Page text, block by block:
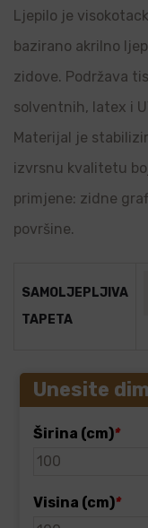
Ljepilo je
bazirano akrilno
zidove. Podržava
solventnih, latex i
Materijal je
izvrsnu kvalitetu
primjene: zidne
površine.
SAMOLJEPLJIVA
TAPETA
Unesite
Širina (cm)*
Visina (cm)*